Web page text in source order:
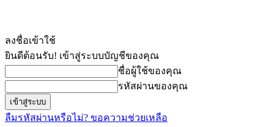
ลงชื่อเข้าใช้
ยินดีต้อนรับ! เข้าสู่ระบบบัญชีของคุณ
ชื่อผู้ใช้ของคุณ
รหัสผ่านของคุณ
ลืมรหัสผ่านหรือไม่? ขอความช่วยเหลือ